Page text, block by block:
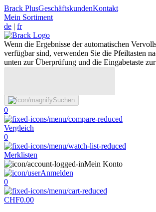
Brack PlusGeschäftskundenKontakt
Mein Sortiment
de | fr
Wenn die Ergebnisse der automatischen
verfügbar sind, verwenden Sie die Pfeiltasten
unten zur Überprüfung und die Eingabetaste
Suchen
0
Vergleich
0
Merklisten
Mein Konto
Anmelden
0
CHF0.00